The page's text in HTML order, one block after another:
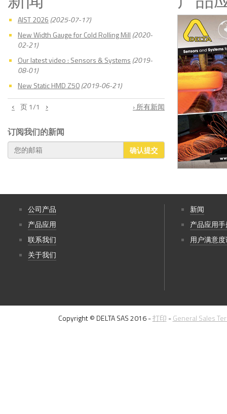
AIST 2026 (2025-07-17)
New Width Gauge for Cold Rolling Mill (2020-
02-21)
Our latest video : Sensors & Systems (2019-
08-01)
New Static HMD Z50(2019-06-21)
‹ 页1/1 › › 所有新闻
订阅我们的新闻
确认提交
公司产品
产品应用
联系我们
关于我们
新闻
产品应用
用户满意
Copyright © DELTA SAS 2016 -打印 -General Sales